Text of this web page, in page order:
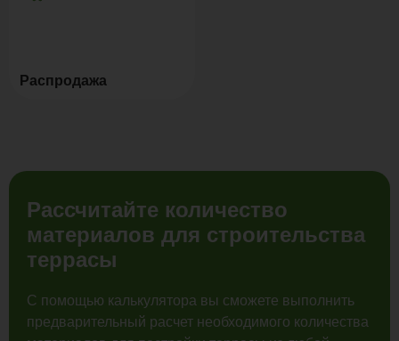
Распродажа
Рассчитайте количество
материалов для строительства
террасы
С помощью калькулятора вы сможете выполнить
предварительный расчет необходимого количества